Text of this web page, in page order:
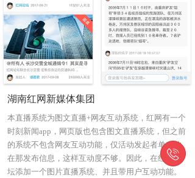
湖南红网新媒体集团
本直播系统为图文直播+网友互动系统，红网有一个
时刻新闻app，网页版也包含图文直播系统，但之前
的系统不包含网友互动功能，仅活动发起者单个的
在那发布信息，这样互动度不够。因此，在红网论
坛添加一个图片直播系统、并且带用户互动功能。
